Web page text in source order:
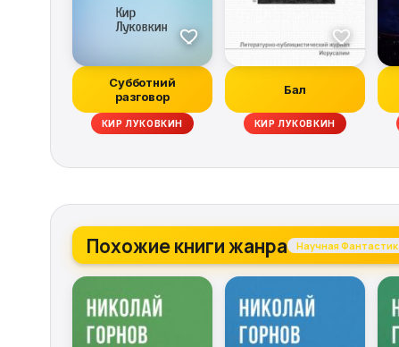
Субботний
разговор
КИР ЛУКОВКИН
Бал
КИР ЛУКОВКИН
СТАНИСЛАВ ЛЕМ, МАРЧИН ВОЛЬСКИЙ, КОРИ ДОКТОРОУ,
Похожие книги жанра Научная